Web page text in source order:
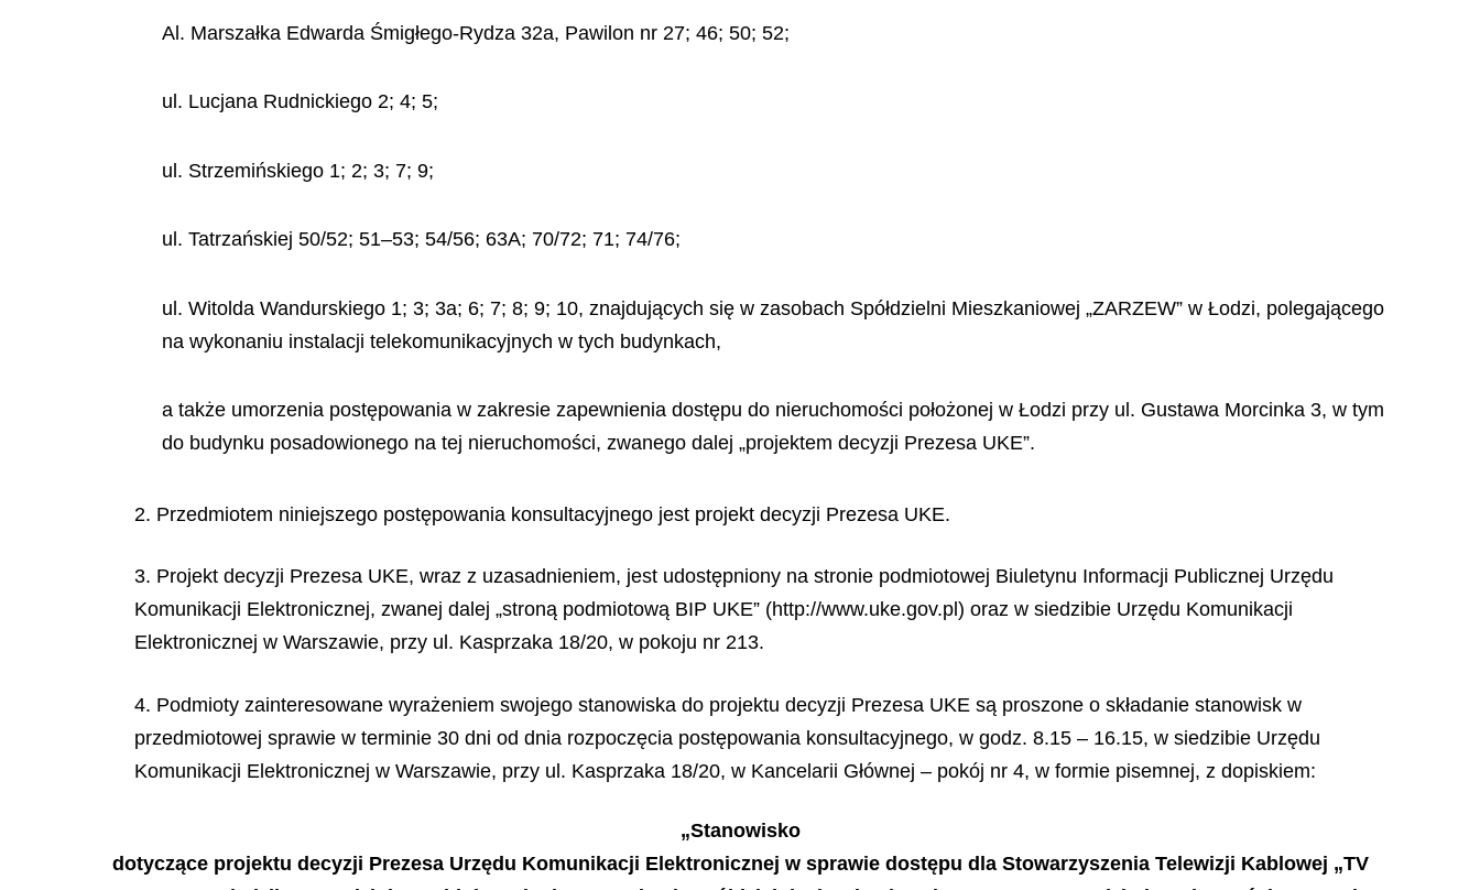
Al. Marszałka Edwarda Śmigłego-Rydza 32a, Pawilon nr 27; 46; 50; 52;
ul. Lucjana Rudnickiego 2; 4; 5;
ul. Strzemińskiego 1; 2; 3; 7; 9;
ul. Tatrzańskiej 50/52; 51–53; 54/56; 63A; 70/72; 71; 74/76;
ul. Witolda Wandurskiego 1; 3; 3a; 6; 7; 8; 9; 10, znajdujących się w zasobach Spółdzielni Mieszkaniowej „ZARZEW” w Łodzi, polegającego
na wykonaniu instalacji telekomunikacyjnych w tych budynkach,
a także umorzenia postępowania w zakresie zapewnienia dostępu do nieruchomości położonej w Łodzi przy ul. Gustawa Morcinka 3, w tym
do budynku posadowionego na tej nieruchomości, zwanego dalej „projektem decyzji Prezesa UKE”.
2. Przedmiotem niniejszego postępowania konsultacyjnego jest projekt decyzji Prezesa UKE.
3. Projekt decyzji Prezesa UKE, wraz z uzasadnieniem, jest udostępniony na stronie podmiotowej Biuletynu Informacji Publicznej Urzędu
Komunikacji Elektronicznej, zwanej dalej „stroną podmiotową BIP UKE” (http://www.uke.gov.pl) oraz w siedzibie Urzędu Komunikacji
Elektronicznej w Warszawie, przy ul. Kasprzaka 18/20, w pokoju nr 213.
4. Podmioty zainteresowane wyrażeniem swojego stanowiska do projektu decyzji Prezesa UKE są proszone o składanie stanowisk w
przedmiotowej sprawie w terminie 30 dni od dnia rozpoczęcia postępowania konsultacyjnego, w godz. 8.15 – 16.15, w siedzibie Urzędu
Komunikacji Elektronicznej w Warszawie, przy ul. Kasprzaka 18/20, w Kancelarii Głównej – pokój nr 4, w formie pisemnej, z dopiskiem:
„Stanowisko
dotyczące projektu decyzji Prezesa Urzędu Komunikacji Elektronicznej w sprawie dostępu dla Stowarzyszenia Telewizji Kablowej „TV